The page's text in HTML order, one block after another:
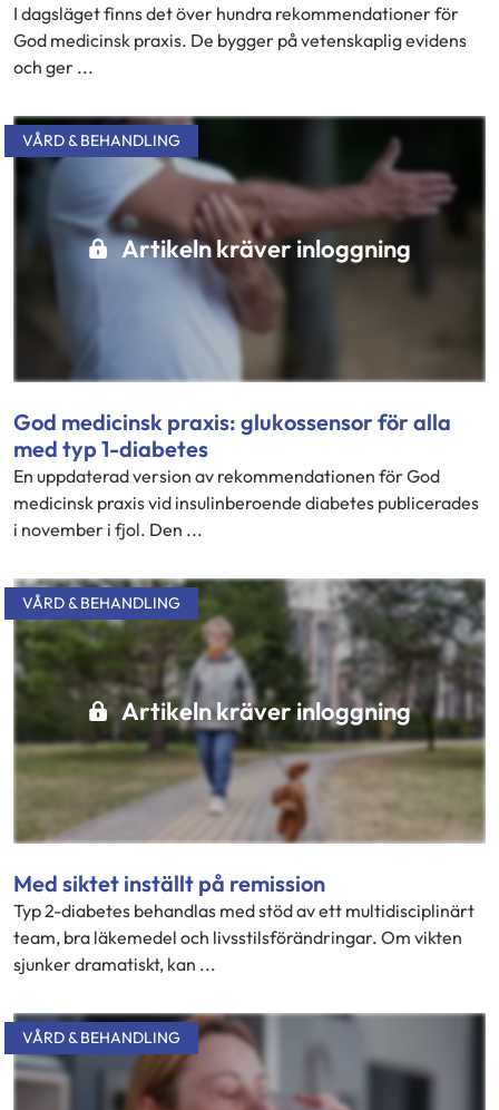
I dagsläget finns det över hundra rekommendationer för
God medicinsk praxis. De bygger på vetenskaplig evidens
och ger ...
Artikeln kräver inloggning
VÅRD & BEHANDLING
God medicinsk praxis: glukossensor för alla
med typ 1-diabetes
En uppdaterad version av rekommendationen för God
medicinsk praxis vid insulinberoende diabetes publicerades
i november i fjol. Den ...
Artikeln kräver inloggning
VÅRD & BEHANDLING
Med siktet inställt på remission
Typ 2-diabetes behandlas med stöd av ett multidisciplinärt
team, bra läkemedel och livsstilsförändringar. Om vikten
sjunker dramatiskt, kan ...
VÅRD & BEHANDLING